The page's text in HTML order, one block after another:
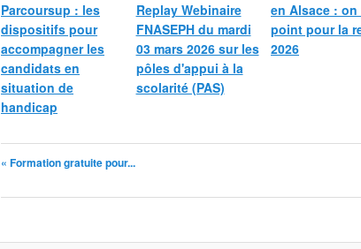
Parcoursup : les
dispositifs pour
accompagner les
candidats en
situation de
handicap
Replay Webinaire
FNASEPH du mardi
03 mars 2026 sur les
pôles d'appui à la
scolarité (PAS)
en Alsace :
point pour la
2026
« Formation gratuite pour...